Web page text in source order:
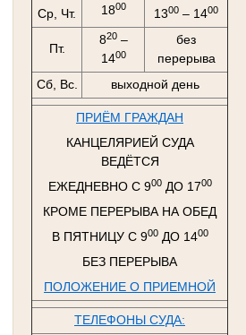
Ср, Чт.
1800
1300 – 1400
Пт.
820–
1400
без
перерыва
Сб, Вс.
выходной день
ПРИЁМ ГРАЖДАН
КАНЦЕЛЯРИЕЙ СУДА
ВЕДЁТСЯ
ЕЖЕДНЕВНО С 900ДО 1700
КРОМЕ ПЕРЕРЫВА НА ОБЕД
В ПЯТНИЦУ С 900ДО 1400
БЕЗ ПЕРЕРЫВА
ПОЛОЖЕНИЕ О ПРИЕМНОЙ
ТЕЛЕФОНЫ СУДА: